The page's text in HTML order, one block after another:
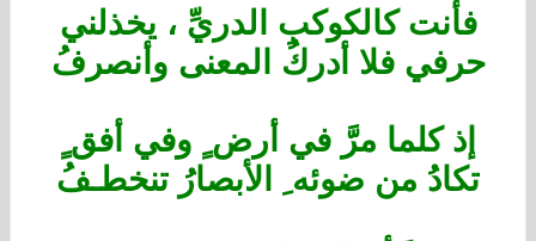
فأنت كالكوكبِ الدريِّ ، يخذلني
حرفي فلا أدركُ المعنى وأنصرفُ
إذ كلما مرَّ في أرض ٍ وفي أفق ٍ
تكادُ من ضوئه ِ الأبصارُ تنخطـفُ